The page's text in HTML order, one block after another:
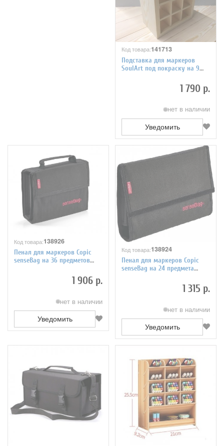
Код товара:141713
Подставка для маркеров
SoulArt под покраску на 9
1 790 р.
нет в наличии
Уведомить
Код товара:138926
Пенал для маркеров Copic
senseBag на 36 предметов
1 906 р.
нет в наличии
Уведомить
Код товара:138924
Пенал для маркеров Copic
senseBag на 24 предмета
1 315 р.
нет в наличии
Уведомить